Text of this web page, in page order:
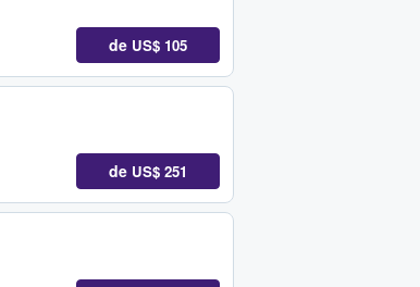
de US$ 105
de US$ 251